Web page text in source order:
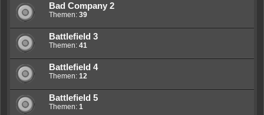
Bad Company 2
Themen: 39
Battlefield 3
Themen: 41
Battlefield 4
Themen: 12
Battlefield 5
Themen: 1